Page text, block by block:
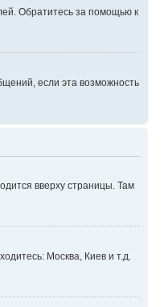
Обратитесь за помощью к
если эта возможность
вверху страницы. Там
Москва, Киев и т.д.